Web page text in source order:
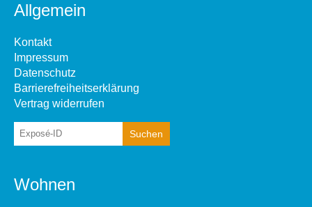
Allgemein
Kontakt
Impressum
Datenschutz
Barrierefreiheitserklärung
Vertrag widerrufen
Wohnen